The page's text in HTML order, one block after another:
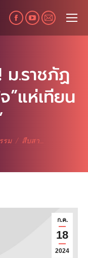
Facebook
page
new
window
YouTube
page
new
window
Mail
page
in
new
window
ม.ราชภัฏ
”แห่เทียน
รม สืบสา…
ก.ค.
18
2024